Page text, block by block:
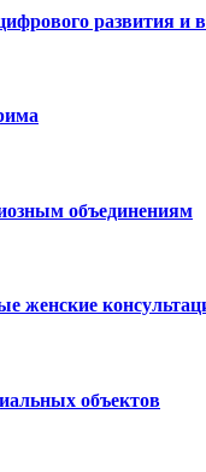
развития и
объединениям
женские
объектов